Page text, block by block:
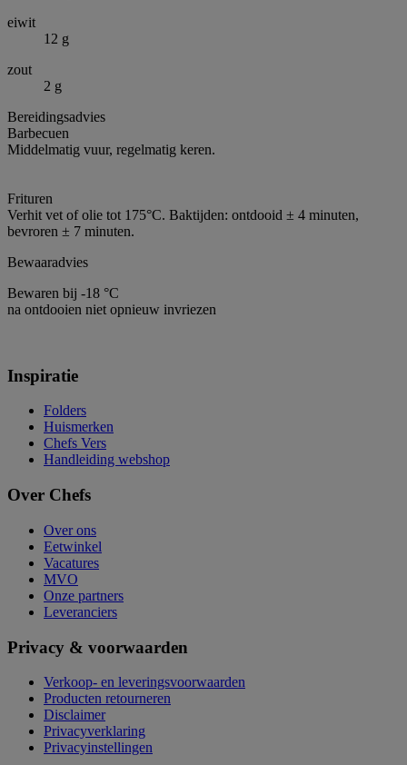
eiwit
12 g
zout
2 g
Bereidingsadvies
Barbecuen
Middelmatig vuur, regelmatig keren.
Frituren
Verhit vet of olie tot 175°C. Baktijden: ontdooid ± 4 minuten,
bevroren ± 7 minuten.
Bewaaradvies
Bewaren bij -18 °C
na ontdooien niet opnieuw invriezen
Inspiratie
Folders
Huismerken
Chefs Vers
Handleiding webshop
Over Chefs
Over ons
Eetwinkel
Vacatures
MVO
Onze partners
Leveranciers
Privacy & voorwaarden
Verkoop- en leveringsvoorwaarden
Producten retourneren
Disclaimer
Privacyverklaring
Privacyinstellingen